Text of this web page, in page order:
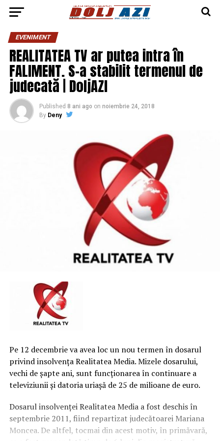
EVENIMENT
REALITATEA TV ar putea intra în
FALIMENT. S-a stabilit termenul de
judecată | DoljAZI
Published 8 ani ago on noiembrie 24, 2018
By Deny
Pe 12 decembrie va avea loc un nou termen în dosarul
privind insolvenţa Realitatea Media. Mizele dosarului,
vechi de şapte ani, sunt funcţionarea în continuare a
televiziunii şi datoria uriaşă de 25 de milioane de euro.
Dosarul insolvenţei Realitatea Media a fost deschis în
septembrie 2011, fiind repartizat judecătoarei Mariana
Moncea. De altfel, tocmai din acest motiv, în primăvară,